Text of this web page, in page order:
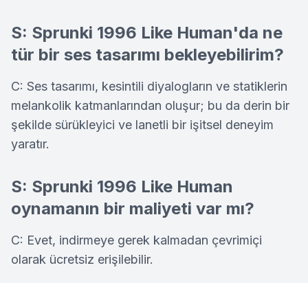
S: Sprunki 1996 Like Human'da ne
tür bir ses tasarımı bekleyebilirim?
C: Ses tasarımı, kesintili diyalogların ve statiklerin
melankolik katmanlarından oluşur; bu da derin bir
şekilde sürükleyici ve lanetli bir işitsel deneyim
yaratır.
S: Sprunki 1996 Like Human
oynamanın bir maliyeti var mı?
C: Evet, indirmeye gerek kalmadan çevrimiçi
olarak ücretsiz erişilebilir.